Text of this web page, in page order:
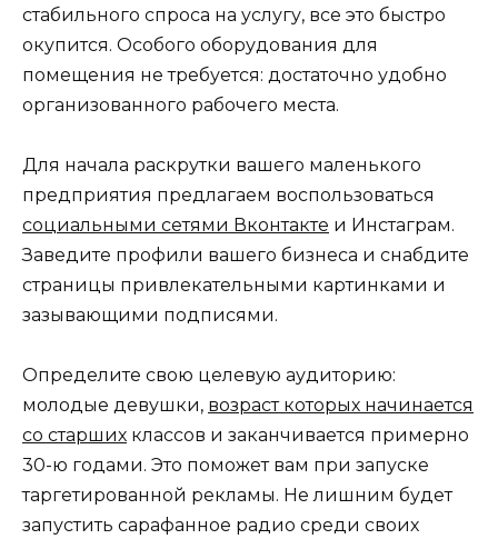
стабильного спроса на услугу, все это быстро
окупится. Особого оборудования для
помещения не требуется: достаточно удобно
организованного рабочего места.
Для начала раскрутки вашего маленького
предприятия предлагаем воспользоваться
социальными сетями Вконтакте и Инстаграм.
Заведите профили вашего бизнеса и снабдите
страницы привлекательными картинками и
зазывающими подписями.
Определите свою целевую аудиторию:
молодые девушки, возраст которых начинается
со старших классов и заканчивается примерно
30-ю годами. Это поможет вам при запуске
таргетированной рекламы. Не лишним будет
запустить сарафанное радио среди своих